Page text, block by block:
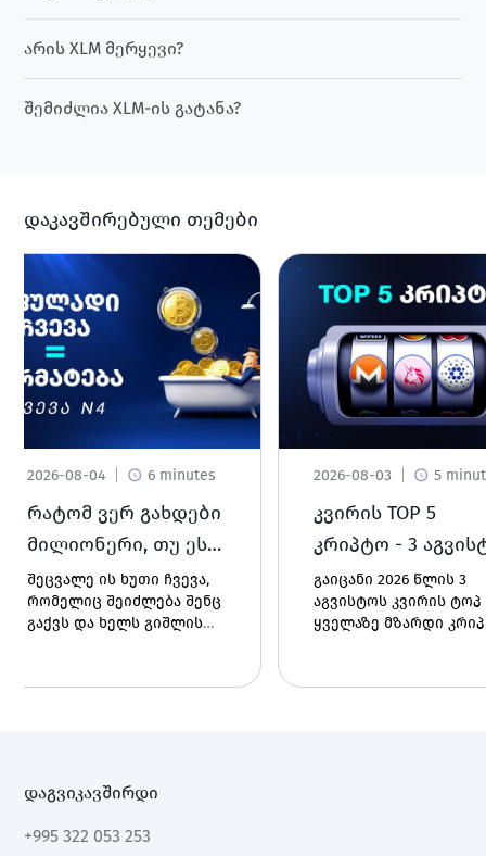
არის XLM მერყევი?
შემიძლია XLM-ის გატანა?
დაკავშირებული თემები
2026-08-04 6 minutes
რატომ ვერ გახდები
მილიონერი, თუ ეს 5
ფულადი ჩვევა არ
შეცვალე - რჩევა 4
შეცვალე ის ხუთი ჩვევა,
რომელიც შეიძლება შენც
გაქვს და ხელს გიშლის
დაზოგვა, ინვესტირება,
2026-08-03 5
კვირის TOP 5
კრიპტო - 3
2026 | კვირის
მზარდი აქტივები
გაიცანი 2026 წლის 3
აგვისტოს კვირის ტოპ
ყველაზე მზარდი
Pump.fun-ისა და
დაგვიკავშირდი
+995 322 053 253